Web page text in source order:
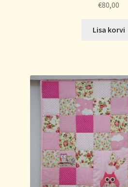
€80,00
Lisa korvi